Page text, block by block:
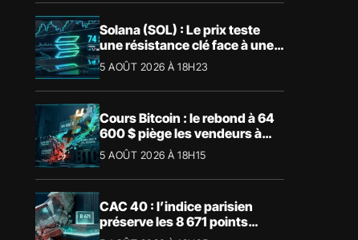
Solana (SOL) : Le prix teste
une résistance clé face à une
tendance mensuelle baissière
5 AOÛT 2026 À 18H23
Cours Bitcoin : le rebond à 64
600 $ piège les vendeurs à
découvert
5 AOÛT 2026 À 18H15
CAC 40 : l’indice parisien
préserve les 8 671 points
malgré le recul du luxe